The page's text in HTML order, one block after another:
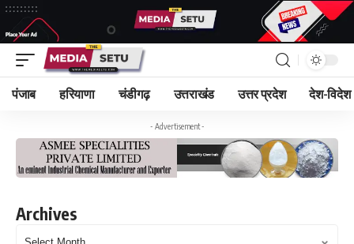
पंजाब हरियाणा चंडीगढ़ उत्तराखंड उत्तर प्रदेश देश-विदेश
- Advertisement -
Archives